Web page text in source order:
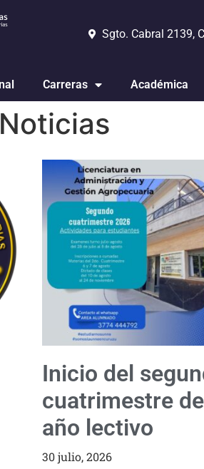
Sgto. Cabral 2139,
Carreras Académica
Inicio del
cuatrimestre
año lectivo
30 julio, 2026